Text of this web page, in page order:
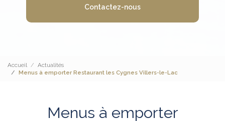
Contactez-nous
Accueil
Actualités
Menus à emporter Restaurant les Cygnes Villers-le-Lac
Menus à emporter